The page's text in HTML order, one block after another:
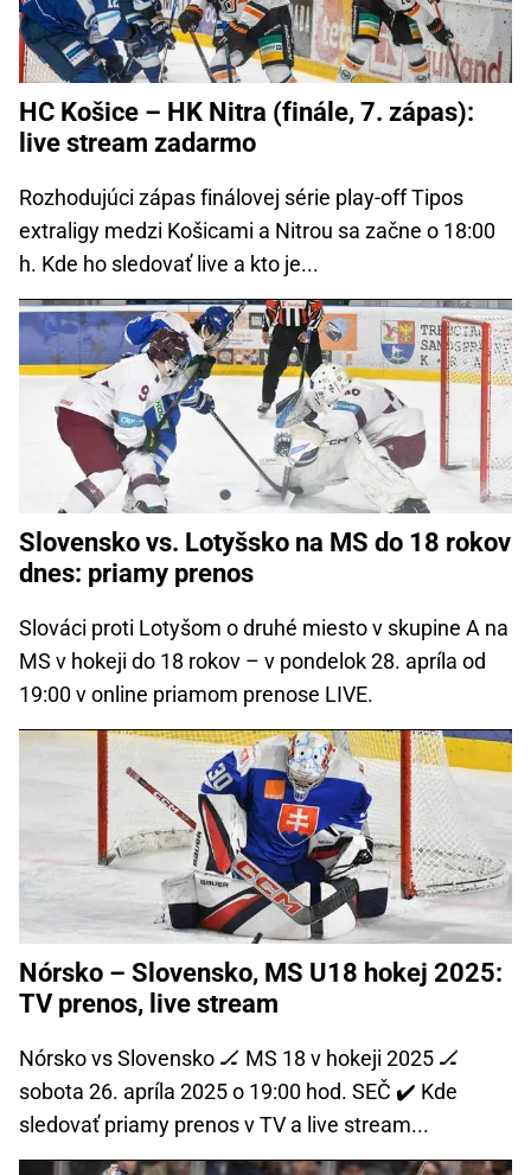
HC Košice – HK Nitra (finále, 7. zápas):
live stream zadarmo
Rozhodujúci zápas finálovej série play-off Tipos
extraligy medzi Košicami a Nitrou sa začne o 18:00
h. Kde ho sledovať live a kto je...
Slovensko vs. Lotyšsko na MS do 18 rokov
dnes: priamy prenos
Slováci proti Lotyšom o druhé miesto v skupine A na
MS v hokeji do 18 rokov – v pondelok 28. apríla od
19:00 v online priamom prenose LIVE.
Nórsko – Slovensko, MS U18 hokej 2025:
TV prenos, live stream
Nórsko vs Slovensko 🏒 MS 18 v hokeji 2025 🏒
sobota 26. apríla 2025 o 19:00 hod. SEČ ✔️ Kde
sledovať priamy prenos v TV a live stream...